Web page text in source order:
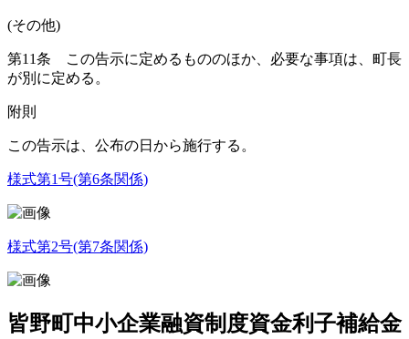
(その他)
第11条
この告示に定めるもののほか、必要な事項は、町長
が別に定める。
附則
この告示は、公布の日から施行する。
様式第1号(第6条関係)
様式第2号(第7条関係)
皆野町中小企業融資制度資金利子補給金